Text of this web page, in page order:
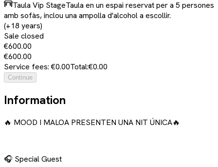
Taula Vip StageTaula en un espai reservat per a 5 persones
amb sofàs, inclou una ampolla d'alcohol a escollir.
(+18 years)
Sale closed
€600.00
€600.00
Service fees: €0.00Total:€0.00
Continue
Information
🔥 MOOD I MALOA PRESENTEN UNA NIT ÚNICA🔥
🎧 Special Guest